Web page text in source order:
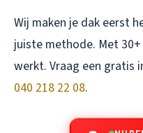
Wij maken je dak eerst
juiste methode. Met
werkt. Vraag een gratis
040 218 22 08.